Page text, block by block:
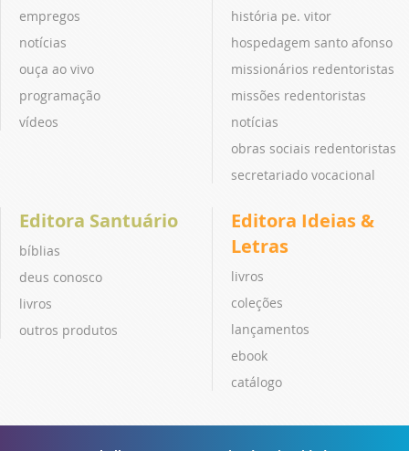
empregos
notícias
ouça ao vivo
programação
vídeos
história pe. vitor
hospedagem santo afonso
missionários redentoristas
missões redentoristas
notícias
obras sociais redentoristas
secretariado vocacional
Editora Santuário
bíblias
deus conosco
livros
outros produtos
Editora Ideias &
Letras
livros
coleções
lançamentos
ebook
catálogo